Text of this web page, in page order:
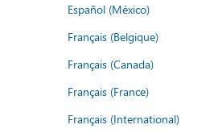
Español (México)
Français (Belgique)
Français (Canada)
Français (France)
Français (International)